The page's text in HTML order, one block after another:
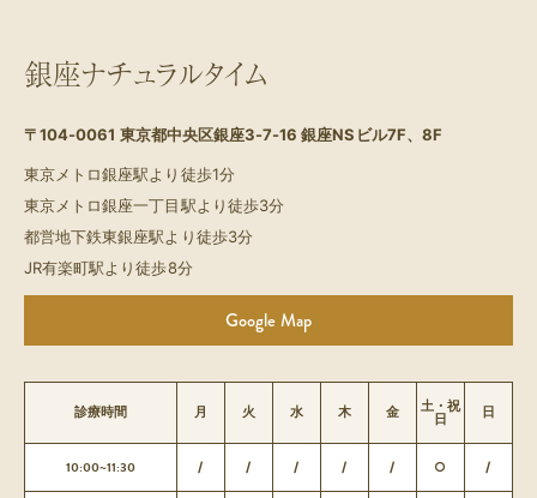
銀座ナチュラルタイム
〒104-0061 東京都中央区銀座3-7-16 銀座NSビル7F、8F
東京メトロ銀座駅より徒歩1分
東京メトロ銀座一丁目駅より徒歩3分
都営地下鉄東銀座駅より徒歩3分
JR有楽町駅より徒歩8分
Google Map
診療時間 月 火 水 木 金 土・祝
日 日
10:00~11:30 / / / / / ○ /